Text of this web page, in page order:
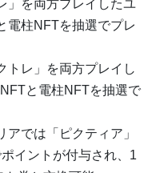
」を両方プレイしたユ
電柱NFTを抽選でプレ
トレ」を両方プレイし
と電柱NFTを抽選で
では「ピクティア」
イントが付与され、1